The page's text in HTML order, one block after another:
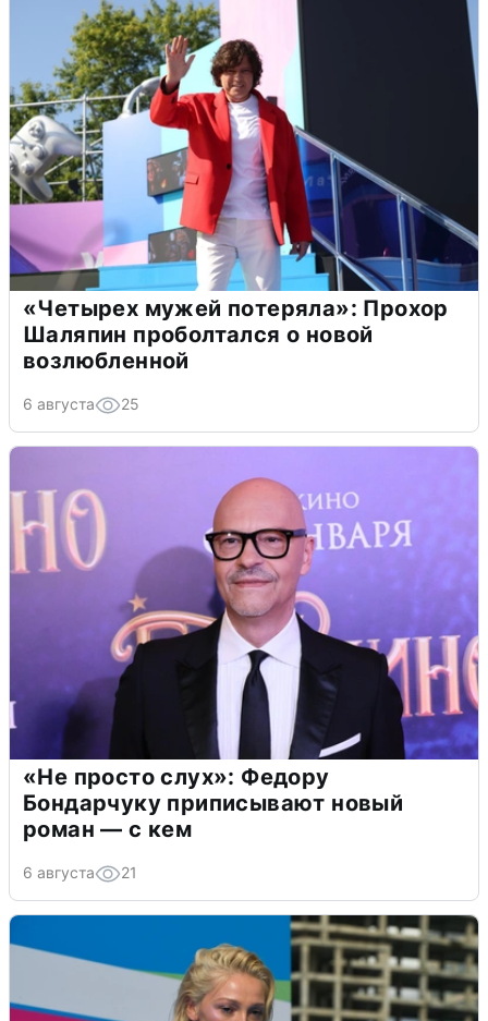
«Четырех мужей потеряла»: Прохор
Шаляпин проболтался о новой
возлюбленной
6 августа 25
«Не просто слух»: Федору
Бондарчуку приписывают новый
роман — с кем
6 августа 21